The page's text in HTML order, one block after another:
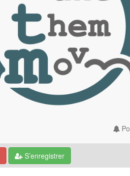
S’enregistrer